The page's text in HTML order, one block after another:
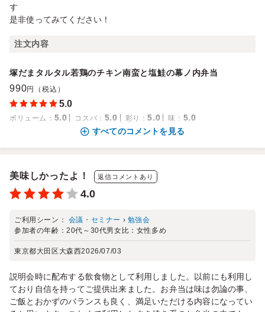
す
是非使ってみてください！
注文内容
塚だまタルタル若鶏のチキン南蛮と塩鮭の幕ノ内弁当
990円（税込）
5.0
ボリューム ： 5.0 コスパ ： 5.0 彩り ：5.0 味 ： 5.0
すべてのコメントを見る
美味しかったよ！ 返信コメントあり
4.0
ご利用シーン： 会議・セミナー › 勉強会
参加者の年齢：20代～30代男女比： 女性多め
東京都大田区大森西2026/07/03
説明会時に配布する飲食物として利用しました。以前にも利用し
ており自信を持ってご提供出来ました。お弁当は味は勿論の事、
ご飯とおかずのバランスも良く、満足いただける内容になってい